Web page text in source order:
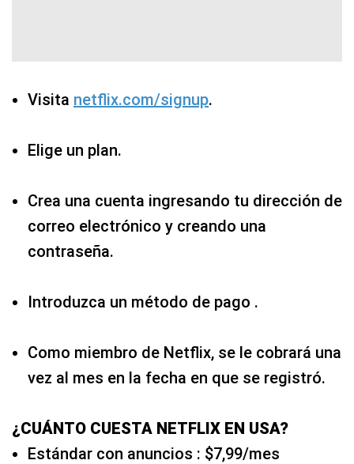
Visita netflix.com/signup.
Elige un plan.
Crea una cuenta ingresando tu dirección de
correo electrónico y creando una
contraseña.
Introduzca un método de pago .
Como miembro de Netflix, se le cobrará una
vez al mes en la fecha en que se registró.
¿CUÁNTO CUESTA NETFLIX EN USA?
Estándar con anuncios : $7,99/mes